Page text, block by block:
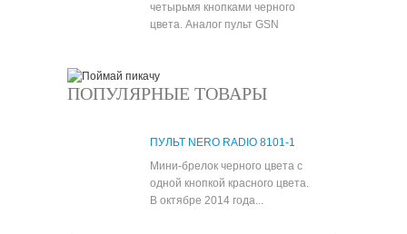
четырьмя кнопками черного
цвета. Аналог пульт GSN
ПОПУЛЯРНЫЕ ТОВАРЫ
ПУЛЬТ NERO RADIO 8101-1
Мини-брелок черного цвета с
одной кнопкой красного цвета.
В октябре 2014 года...